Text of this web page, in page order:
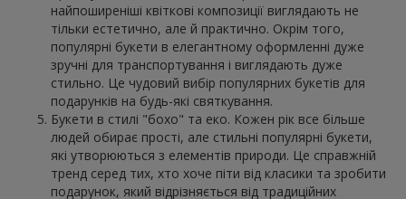
найпоширеніші квіткові композиції виглядають не
тільки естетично, але й практично. Окрім того,
популярні букети в елегантному оформленні дуже
зручні для транспортування і виглядають дуже
стильно. Це чудовий вибір популярних букетів для
подарунків на будь-які святкування.
Букети в стилі "бохо" та еко. Кожен рік все більше
людей обирає прості, але стильні популярні букети,
які утворюються з елементів природи. Це справжній
тренд серед тих, хто хоче піти від класики та зробити
подарунок, який відрізняється від традиційних